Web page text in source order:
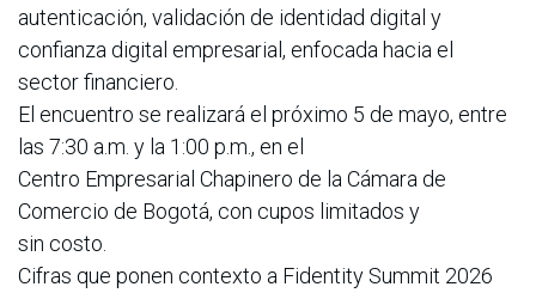
autenticación, validación de identidad digital y
confianza digital empresarial, enfocada hacia el
sector financiero.
El encuentro se realizará el próximo 5 de mayo, entre
las 7:30 a.m. y la 1:00 p.m., en el
Centro Empresarial Chapinero de la Cámara de
Comercio de Bogotá, con cupos limitados y
sin costo.
Cifras que ponen contexto a Fidentity Summit 2026